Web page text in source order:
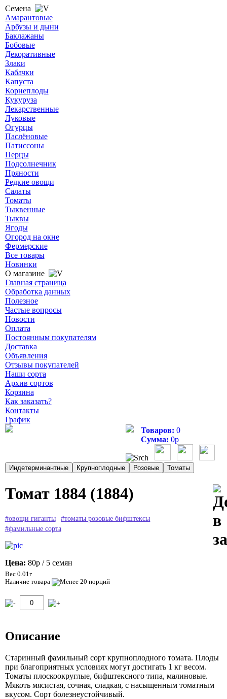
Семена
Амарантовые
Арбузы и дыни
Баклажаны
Бобовые
Декоративные
Злаки
Кабачки
Капуста
Корнеплоды
Кукуруза
Лекарственные
Луковые
Огурцы
Паслёновые
Патиссоны
Перцы
Подсолнечник
Пряности
Редкие овощи
Салаты
Томаты
Тыквенные
Тыквы
Ягоды
Огород на окне
Фермерские
Все товары
Новинки
О магазине
Главная страница
Обработка данных
Полезное
Частые вопросы
Новости
Оплата
Постоянным покупателям
Доставка
Объявления
Отзывы покупателей
Наши сорта
Архив сортов
Корзина
Как заказать?
Контакты
График
Товаров: 0
Сумма: 0р
Томат 1884 (1884)
#овощи гиганты
#томаты розовые бифштексы
#фамильные сорта
Цена: 80р / 5 семян
Вес 0.01г
Наличие товара
Описание
Старинный фамильный сорт крупноплодного томата. Плоды
при благоприятных условиях могут достигать 1 кг весом.
Томаты плоскоокруглые, бифштексного типа, малиновые.
Мякоть мясистая, сочная, сладкая, с насыщенным томатным
вкусом. Сорт болезнеустойчивый.